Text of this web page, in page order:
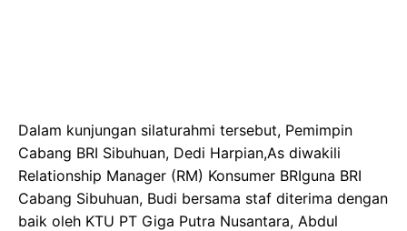
Dalam kunjungan silaturahmi tersebut, Pemimpin
Cabang BRI Sibuhuan, Dedi Harpian,As diwakili
Relationship Manager (RM) Konsumer BRIguna BRI
Cabang Sibuhuan, Budi bersama staf diterima dengan
baik oleh KTU PT Giga Putra Nusantara, Abdul